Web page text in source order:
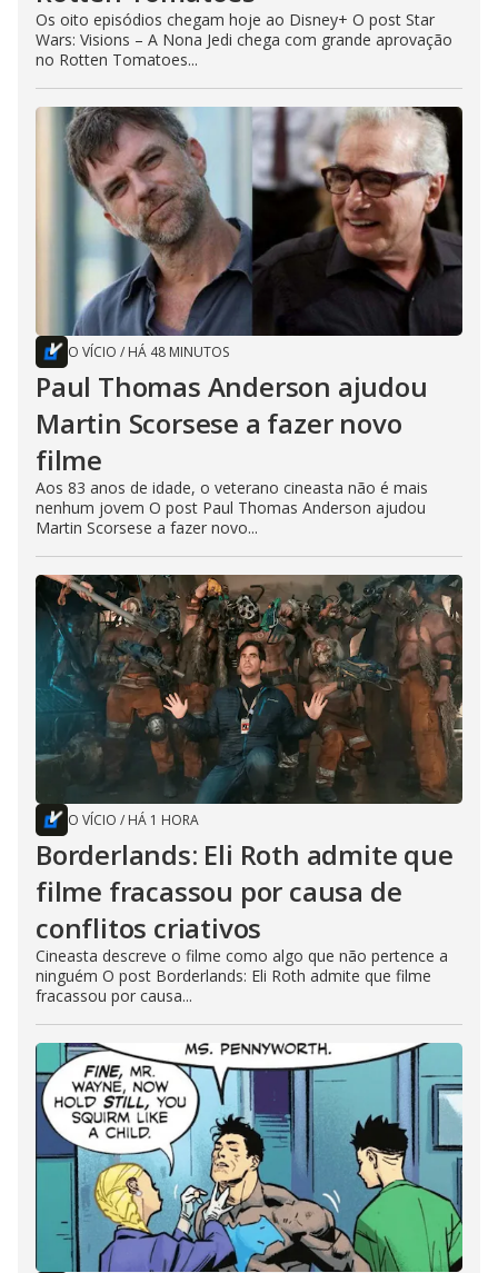
Os oito episódios chegam hoje ao Disney+ O post Star
Wars: Visions – A Nona Jedi chega com grande aprovação
no Rotten Tomatoes...
O VÍCIO / HÁ 48 MINUTOS
Paul Thomas Anderson ajudou
Martin Scorsese a fazer novo
filme
Aos 83 anos de idade, o veterano cineasta não é mais
nenhum jovem O post Paul Thomas Anderson ajudou
Martin Scorsese a fazer novo...
O VÍCIO / HÁ 1 HORA
Borderlands: Eli Roth admite que
filme fracassou por causa de
conflitos criativos
Cineasta descreve o filme como algo que não pertence a
ninguém O post Borderlands: Eli Roth admite que filme
fracassou por causa...